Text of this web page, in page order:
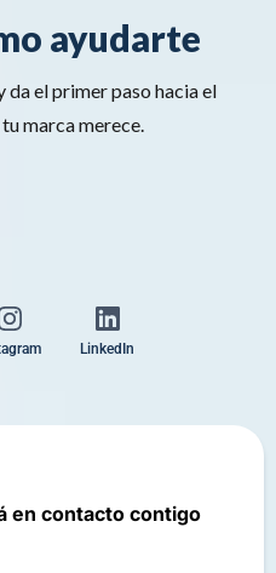
ayudarte
el primer paso hacia el
marca merece.
LinkedIn
en contacto contigo